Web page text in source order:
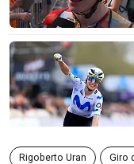
Rigoberto Uran Giro